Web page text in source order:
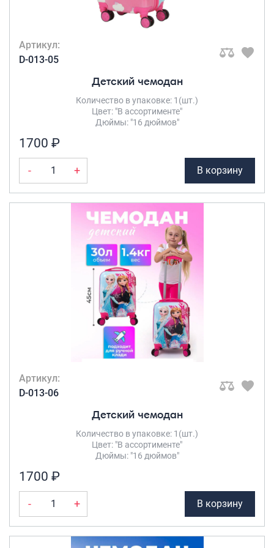
Артикул:
D-013-05
Детский чемодан
Количество в упаковке: 1(шт.)
Цвет: "В ассортименте"
Дюймы: "16 дюймов"
1700 ₽
- + В корзину
Артикул:
D-013-06
Детский чемодан
Количество в упаковке: 1(шт.)
Цвет: "В ассортименте"
Дюймы: "16 дюймов"
1700 ₽
- + В корзину